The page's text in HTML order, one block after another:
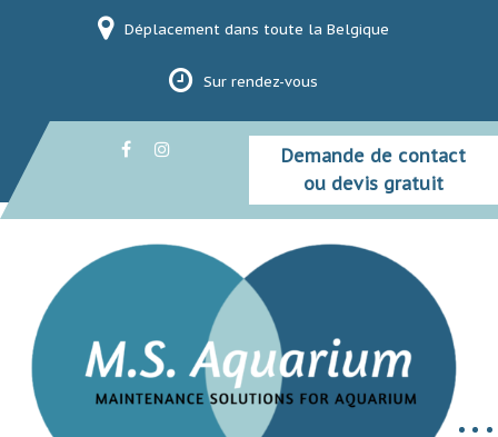
Déplacement dans toute la Belgique
Sur rendez-vous
Demande de contact
ou devis gratuit